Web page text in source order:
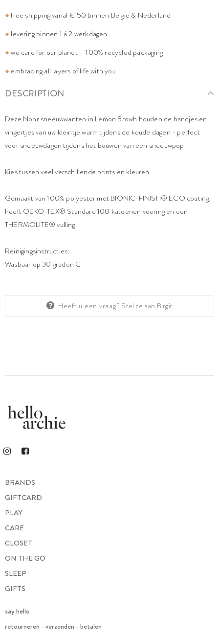
●free shipping vanaf € 50 binnen België & Nederland
● levering binnen 1 à 2 werkdagen
●we care for our planet – 100% recycled packaging
● embracing all layers of life with you
DESCRIPTION
Deze Nohr sneeuwwanten in Lemon Browh houden de handjes en
vingertjes van uw kleintje warm tijdens de koude dagen - perfect
voor sneeuwdagen tijdens het bouwen van een sneeuwpop
Kies tussen veel verschillende prints en kleuren
Gemaakt van 100% polyester met BIONIC-FINISH® ECO coating,
heeft OEKO-TEX® Standard 100 katoenen voering en een
THERMOLITE® vulling
Reinigingsinstructies:
Wasbaar op 30 graden C
Heeft u een vraag? Stel ze aan Birgit
BRANDS
GIFTCARD
PLAY
CARE
CLOSET
ON THE GO
SLEEP
GIFTS
say hello
retourneren - verzenden - betalen